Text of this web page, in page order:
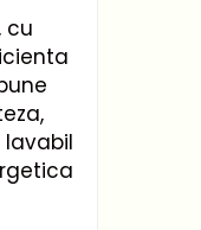
cu
lavabil